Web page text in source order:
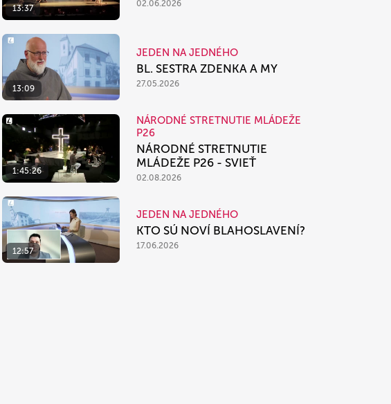
13:37
02.06.2026
13:09
JEDEN NA JEDNÉHO
BL. SESTRA ZDENKA A MY
27.05.2026
1:45:26
NÁRODNÉ STRETNUTIE MLÁDEŽE
P26
NÁRODNÉ STRETNUTIE
MLÁDEŽE P26 - SVIEŤ
02.08.2026
12:57
JEDEN NA JEDNÉHO
KTO SÚ NOVÍ BLAHOSLAVENÍ?
17.06.2026